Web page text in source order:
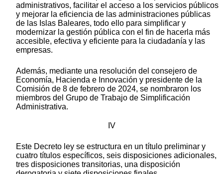
administrativos, facilitar el acceso a los servicios públicos
y mejorar la eficiencia de las administraciones públicas
de las Islas Baleares, todo ello para simplificar y
modernizar la gestión pública con el fin de hacerla más
accesible, efectiva y eficiente para la ciudadanía y las
empresas.
Además, mediante una resolución del consejero de
Economía, Hacienda e Innovación y presidente de la
Comisión de 8 de febrero de 2024, se nombraron los
miembros del Grupo de Trabajo de Simplificación
Administrativa.
IV
Este Decreto ley se estructura en un título preliminar y
cuatro títulos específicos, seis disposiciones adicionales,
tres disposiciones transitorias, una disposición